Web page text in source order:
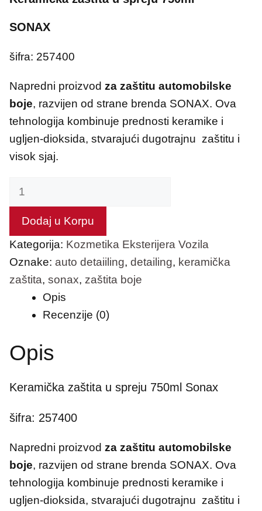
SONAX
šifra: 257400
Napredni proizvod za zaštitu automobilske
boje, razvijen od strane brenda SONAX. Ova
tehnologija kombinuje prednosti keramike i
ugljen-dioksida, stvarajući dugotrajnu zaštitu i
visok sjaj.
Keramička
spreju
количина
Dodaj u Korpu
Kategorija: Kozmetika Eksterijera Vozila
Oznake: auto detaiiling, detailing, keramička
zaštita, sonax, zaštita boje
Opis
Recenzije (0)
Opis
Keramička zaštita u spreju 750ml Sonax
šifra: 257400
Napredni proizvod za zaštitu automobilske
boje, razvijen od strane brenda SONAX. Ova
tehnologija kombinuje prednosti keramike i
ugljen-dioksida, stvarajući dugotrajnu zaštitu i